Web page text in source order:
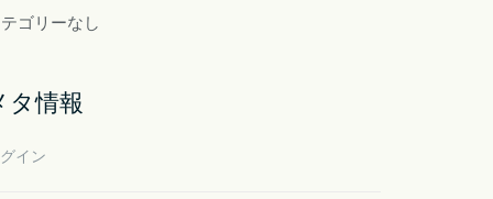
ゴリーなし
タ情報
イン